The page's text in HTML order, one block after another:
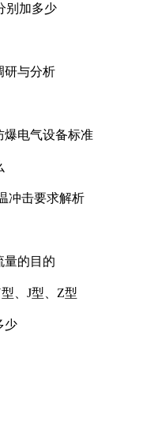
别加多少
研与分析
爆电气设备标准
冲击要求解析
量的目的
、J型、Z型
少